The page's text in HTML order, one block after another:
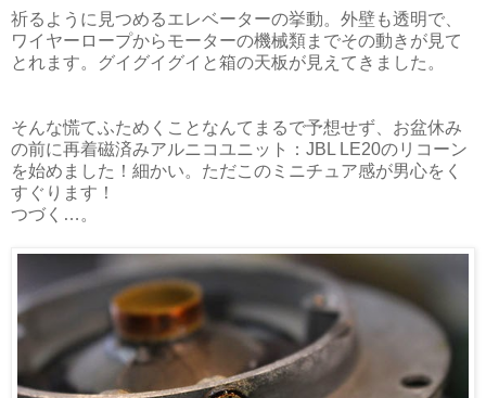
祈るように見つめるエレベーターの挙動。外壁も透明で、
ワイヤーロープからモーターの機械類までその動きが見て
とれます。グイグイグイと箱の天板が見えてきました。
そんな慌てふためくことなんてまるで予想せず、お盆休み
の前に再着磁済みアルニコユニット：JBL LE20のリコーン
を始めました！細かい。ただこのミニチュア感が男心をく
すぐります！
つづく…。